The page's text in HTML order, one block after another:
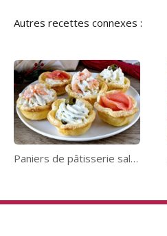
Autres recettes connexes :
Paniers de pâtisserie salés